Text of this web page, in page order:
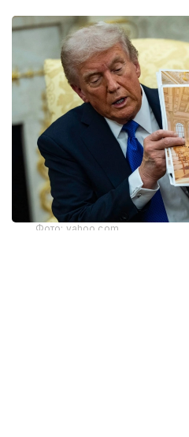
Фото: yahoo.com